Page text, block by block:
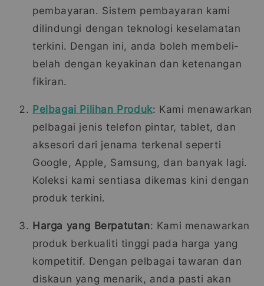
pembayaran. Sistem pembayaran kami
dilindungi dengan teknologi keselamatan
terkini. Dengan ini, anda boleh membeli-
belah dengan keyakinan dan ketenangan
fikiran.
Pelbagai Pilihan Produk: Kami menawarkan
pelbagai jenis telefon pintar, tablet, dan
aksesori dari jenama terkenal seperti
Google, Apple, Samsung, dan banyak lagi.
Koleksi kami sentiasa dikemas kini dengan
produk terkini.
Harga yang Berpatutan: Kami menawarkan
produk berkualiti tinggi pada harga yang
kompetitif. Dengan pelbagai tawaran dan
diskaun yang menarik, anda pasti akan